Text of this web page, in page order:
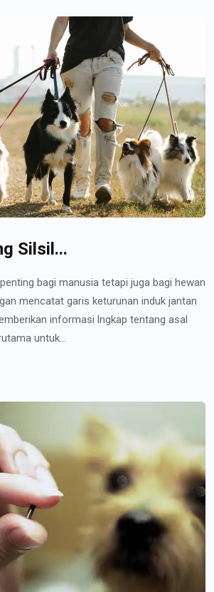
Silsil...
bagi manusia tetapi juga bagi hewan
mencatat garis keturunan induk jantan
informasi lngkap tentang asal
untuk...